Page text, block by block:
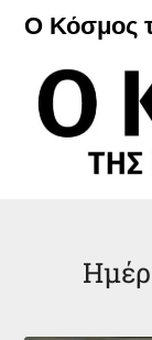
Μετάβαση
περιεχόμενο
Ο Κόσμος